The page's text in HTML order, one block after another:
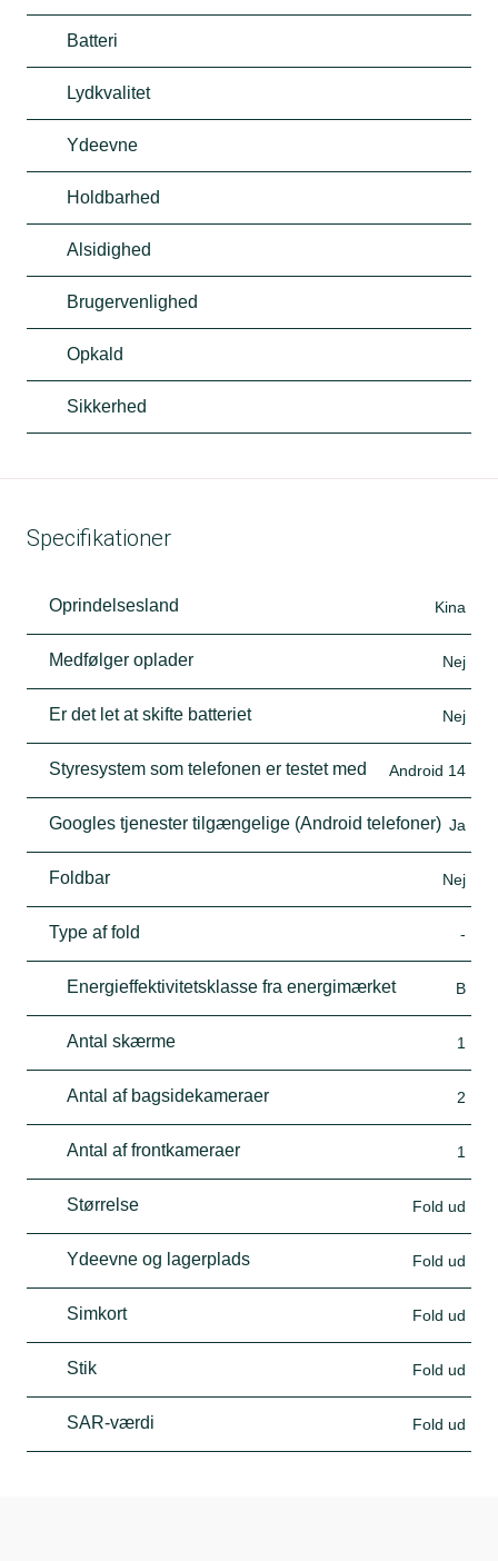
Batteri
Lydkvalitet
Ydeevne
Holdbarhed
Alsidighed
Brugervenlighed
Opkald
Sikkerhed
Specifikationer
Oprindelsesland Kina
Medfølger oplader Nej
Er det let at skifte batteriet Nej
Styresystem som telefonen er testet med Android 14
Googles tjenester tilgængelige (Android telefoner) Ja
Foldbar Nej
Type af fold -
Energieffektivitetsklasse fra energimærket B
Antal skærme 1
Antal af bagsidekameraer 2
Antal af frontkameraer 1
Størrelse Fold ud
Ydeevne og lagerplads Fold ud
Simkort Fold ud
Stik Fold ud
SAR-værdi Fold ud